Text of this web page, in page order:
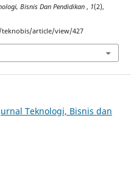
Bisnis Dan Pendidikan , 1(2),
article/view/427
Teknologi, Bisnis dan